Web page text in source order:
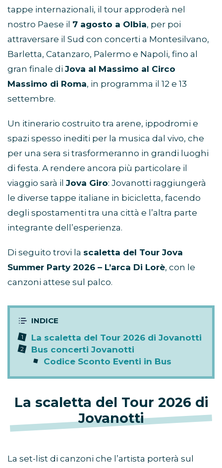
tappe internazionali, il tour approderà nel
nostro Paese il 7 agosto a Olbia, per poi
attraversare il Sud con concerti a Montesilvano,
Barletta, Catanzaro, Palermo e Napoli, fino al
gran finale di Jova al Massimo al Circo
Massimo di Roma, in programma il 12 e 13
settembre.
Un itinerario costruito tra arene, ippodromi e
spazi spesso inediti per la musica dal vivo, che
per una sera si trasformeranno in grandi luoghi
di festa. A rendere ancora più particolare il
viaggio sarà il Jova Giro: Jovanotti raggiungerà
le diverse tappe italiane in bicicletta, facendo
degli spostamenti tra una città e l’altra parte
integrante dell’esperienza.
Di seguito trovi la scaletta del Tour Jova
Summer Party 2026 – L’arca Di Lorè, con le
canzoni attese sul palco.
La scaletta del Tour 2026 di Jovanotti
Bus concerti Jovanotti
Codice Sconto Eventi in Bus
La scaletta del Tour 2026 di
Jovanotti
La set-list di canzoni che l’artista porterà sul